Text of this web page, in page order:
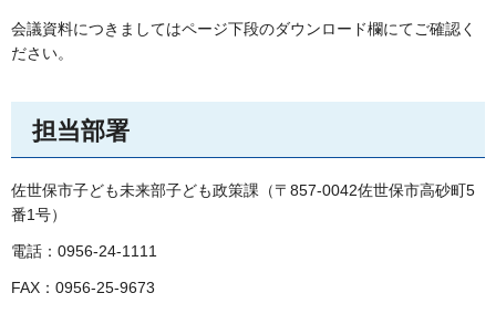
会議資料につきましてはページ下段のダウンロード欄にてご確認く
ださい。
担当部署
佐世保市子ども未来部子ども政策課（〒857-0042佐世保市高砂町5
番1号）
電話：0956-24-1111
FAX：0956-25-9673